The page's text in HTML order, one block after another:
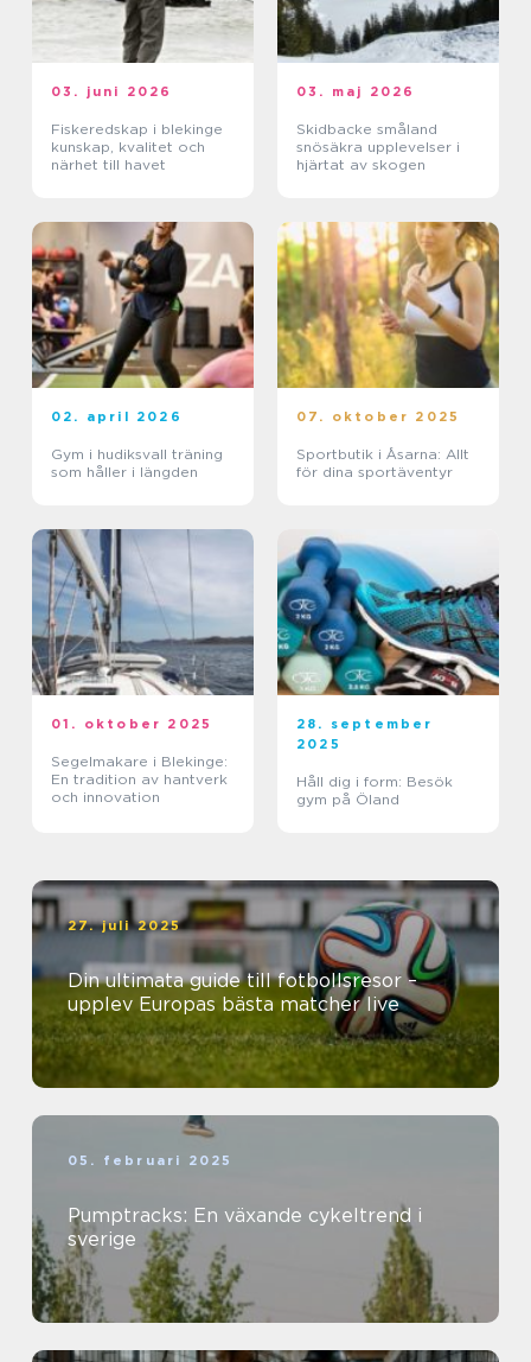
03. juni 2026
Fiskeredskap i blekinge
kunskap, kvalitet och
närhet till havet
03. maj 2026
Skidbacke småland
snösäkra upplevelser i
hjärtat av skogen
02. april 2026
Gym i hudiksvall träning
som håller i längden
07. oktober 2025
Sportbutik i Åsarna: Allt
för dina sportäventyr
01. oktober 2025
Segelmakare i Blekinge:
En tradition av hantverk
och innovation
28. september
2025
Håll dig i form: Besök
gym på Öland
27. juli 2025
Din ultimata guide till fotbollsresor –
upplev Europas bästa matcher live
05. februari 2025
Pumptracks: En växande cykeltrend i
sverige